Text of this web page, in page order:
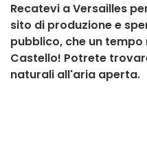
Recatevi a Versailles
sito di produzione e
pubblico, che un
Castello! Potrete
naturali all'aria aperta.